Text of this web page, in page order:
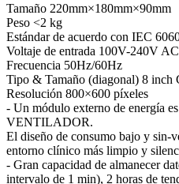
Tamaño 220mm×180mm×90mm
Peso <2 kg
Estándar de acuerdo con IEC
Voltaje de entrada 100V-240V AC
Frecuencia 50Hz/60Hz
Tipo & Tamaño (diagonal) 8
Resolución 800×600 píxeles
- Un módulo externo de energía
VENTILADOR.
El diseño de consumo bajo y sin-
entorno clínico más limpio y
- Gran capacidad de almanecer
intervalo de 1 min), 2 horas de